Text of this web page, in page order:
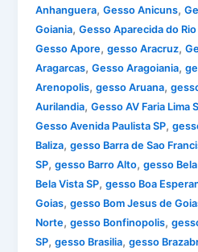
Anhanguera,Gesso Anicuns,
Goiania,Gesso Aparecida do Rio
Gesso Apore,gesso Aracruz,
Aragarcas,Gesso Aragoiania,
Arenopolis,gesso Aruana,
Aurilandia,Gesso AV Faria Lima
Gesso Avenida Paulista SP,
Baliza,gesso Barra de Sao
SP,gesso Barro Alto,gesso
Bela Vista SP,gesso Boa
Goias,gesso Bom Jesus de
Norte,gesso Bonfinopolis,
SP,gesso Brasilia,gesso